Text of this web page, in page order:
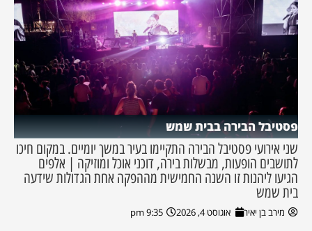
פסטיבל הבירה בבית שמש
שני אירועי פסטיבל הבירה התקיימו בעיר במשך יומיים. במקום חיכו
לתושבים הופעות, מבשלות בירה, דוכני אוכל ומוזיקה | אלפים
הגיעו ליהנות זו השנה החמישית מההפקה אחת הגדולות שידעה
בית שמש
מירב בן יאיר אוגוסט 4, 2026 9:35 pm